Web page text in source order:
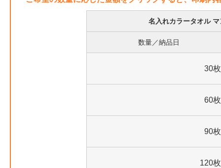
名入れカラータオル
数量／納品日
30枚
60枚
90枚
120枚